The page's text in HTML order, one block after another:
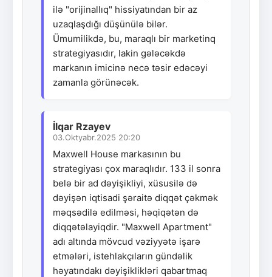
ilə "orijinallıq" hissiyatından bir az
uzaqlaşdığı düşünülə bilər.
Ümumilikdə, bu, maraqlı bir marketinq
strategiyasıdır, lakin gələcəkdə
markanın imicinə necə təsir edəcəyi
zamanla görünəcək.
İlqar Rzayev
03.Oktyabr.2025 20:20
Maxwell House markasının bu
strategiyası çox maraqlıdır. 133 il sonra
belə bir ad dəyişikliyi, xüsusilə də
dəyişən iqtisadi şəraitə diqqət çəkmək
məqsədilə edilməsi, həqiqətən də
diqqətəlayiqdir. "Maxwell Apartment"
adı altında mövcud vəziyyətə işarə
etmələri, istehlakçıların gündəlik
həyatındakı dəyişiklikləri qabartmaq